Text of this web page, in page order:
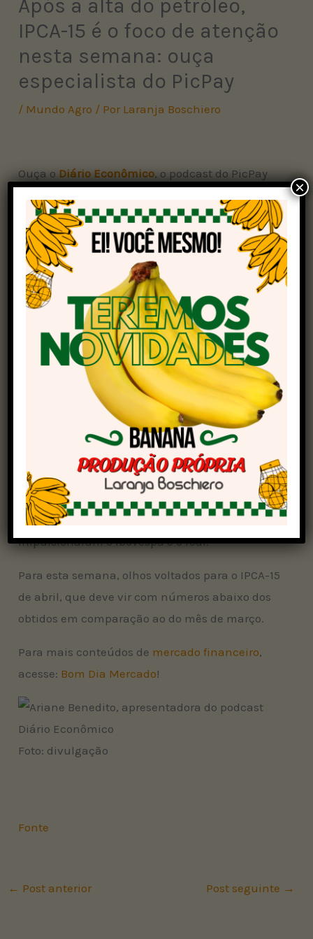
Após a alta do petróleo,
IPCA-15 é o foco de atenção
nesta semana: ouça
especialista do PicPay
/ Mundo Agro / Por Laranja Boschiero
Ouça o Diário Econômico, o podcast do PicPay
economia para começar o seu dia, com base nas
principais notícias que impactam o mercado
financeiro.
No morning call de hoje, a economista-chefe do
PicPay, Ariane Benedito, traz um resumo da
última semana, com destaque para a alta do
petróleo e a recuperação das commodities que
impulsionaram o Ibovespa e o real.
Para esta semana, olhos voltados para o IPCA-15
de abril, que deve vir com números abaixo dos
obtidos em comparação ao do mês de março.
Para mais conteúdos de mercado financeiro,
acesse: Bom Dia Mercado!
Foto: divulgação
Fonte
← Post anterior Post seguinte →
×